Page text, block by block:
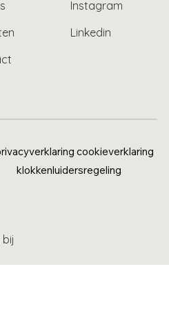
Instagram
Linkedin
cookieverklaring
klokkenluidersregeling